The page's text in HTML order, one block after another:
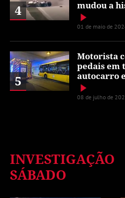
4
mudou a
01 de maio de
5
Motorista
pedais em
autocarro
08 de julho de
INVESTIGAÇÃO
SÁBADO